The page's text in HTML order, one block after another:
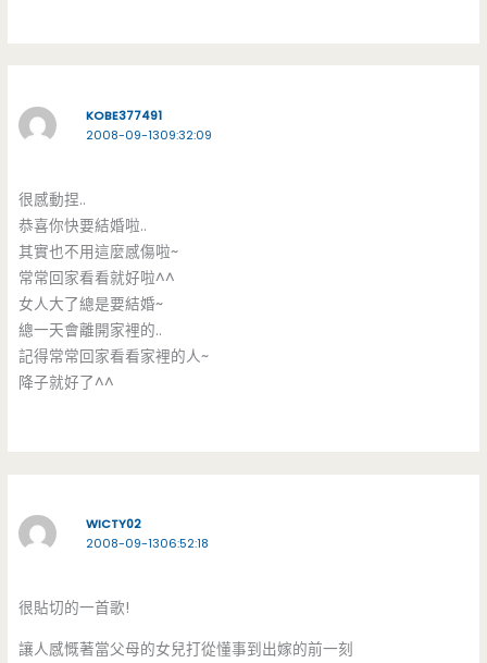
KOBE377491
2008-09-1309:32:09
很感動捏..
恭喜你快要結婚啦..
其實也不用這麼感傷啦~
常常回家看看就好啦^^
女人大了總是要結婚~
總一天會離開家裡的..
記得常常回家看看家裡的人~
降子就好了^^
WICTY02
2008-09-1306:52:18
很貼切的一首歌!
讓人感慨著當父母的女兒打從懂事到出嫁的前一刻